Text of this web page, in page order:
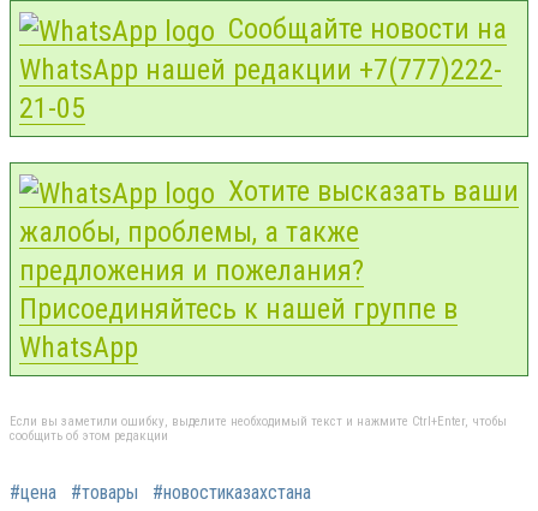
Сообщайте новости на
WhatsApp нашей редакции +7(777)222-
21-05
Хотите высказать ваши
жалобы, проблемы, а также
предложения и пожелания?
Присоединяйтесь к нашей группе в
WhatsApp
Если вы заметили ошибку, выделите необходимый текст и нажмите Ctrl+Enter, чтобы
сообщить об этом редакции
#цена #товары #новостиказахстана